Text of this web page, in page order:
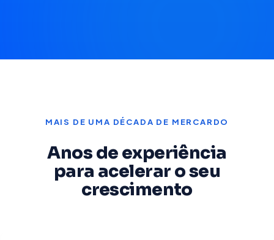
MAIS DE UMA DÉCADA DE MERCARDO
Anos de experiência
para acelerar o seu
crescimento